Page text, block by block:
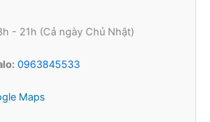
- 21h (Cả ngày Chủ Nhật)
0963845533
Maps